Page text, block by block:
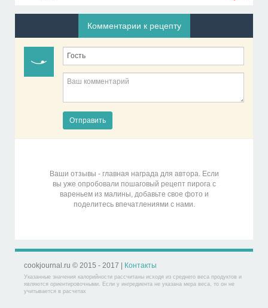
Комментарии к рецепту
Отправить
Ваши отзывы - главная награда для автора. Если
вы уже опробовали пошаговый рецепт пирога с
вареньем из малины, добавьте свое фото и
поделитесь впечатлениями с нами.
cookjournal.ru © 2015 - 2017 | Контакты
Указанные значения калорийности рассчитаны исходя из среднего веса продуктов и
являются ориентировочными. Если у ингредиента не указана мера веса, то он не
учитывается в расчетах